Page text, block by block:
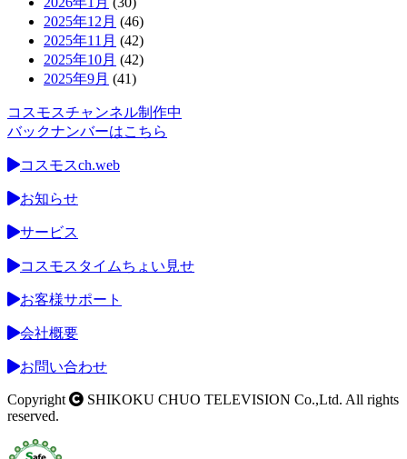
2025年12月 (46)
2025年11月 (42)
2025年10月 (42)
2025年9月 (41)
コスモスチャンネル制作中
バックナンバーはこちら
コスモスch.web
お知らせ
サービス
コスモスタイムちょい見せ
お客様サポート
会社概要
お問い合わせ
Copyright
SHIKOKU CHUO TELEVISION Co.,Ltd. All rights
reserved.